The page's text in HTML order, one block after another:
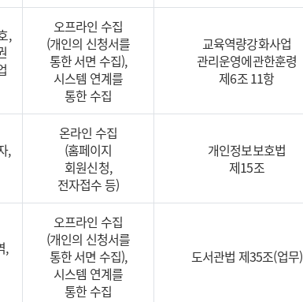
,
오프라인 수집
(개인의 신청서를
통한 서면 수집),
시스템 연계를
통한 수집
교육역량강화사업
관리운영에관한훈령
제6조 11항
,
온라인 수집
(홈페이지
회원신청,
전자접수 등)
개인정보보호법
제15조
,
오프라인 수집
(개인의 신청서를
통한 서면 수집),
시스템 연계를
통한 수집
도서관법 제35조(업무)